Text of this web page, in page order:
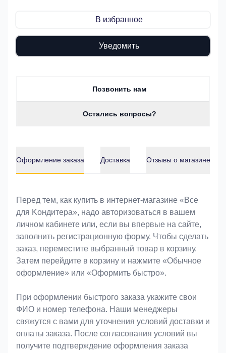
В избранное
Уведомить
Позвонить нам
Остались вопросы?
Оформление заказа Доставка Отзывы о магазине
Оформление заказа
Перед тем, как купить в интернет-магазине «Bce
для Koндитeрa», надо авторизоваться в вашем
личном кабинете или, если вы впервые на сайте,
заполнить регистрационную форму. Чтобы сделать
заказ, переместите выбранный товар в корзину.
Затем перейдите в корзину и нажмите «Обычное
оформление» или «Оформить быстро».
При оформлении быстрого заказа укажите свои
ФИО и номер телефона. Наши менеджеры
свяжутся с вами для уточнения условий доставки и
оплаты заказа. После согласования условий вы
получите подтверждение оформления заказа